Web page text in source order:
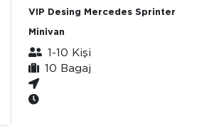
VIP Desing Mercedes Sprinter
Minivan
1-10 Kişi
10 Bagaj